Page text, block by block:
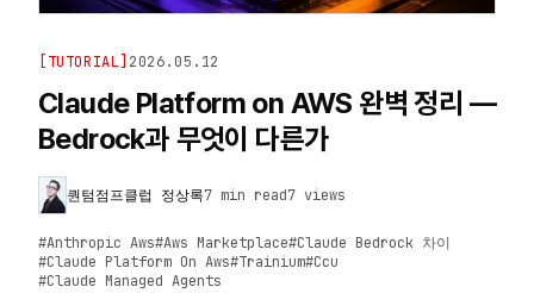
TUTORIAL 2026.05.12
Claude Platform on AWS 완벽 정리 —
Bedrock과 무엇이 다른가
퀀텀점프클럽 정상록7 min read7 views
#Anthropic Aws#Aws Marketplace#Claude Bedrock 차이
#Claude Platform On Aws#Trainium#Ccu
#Claude Managed Agents